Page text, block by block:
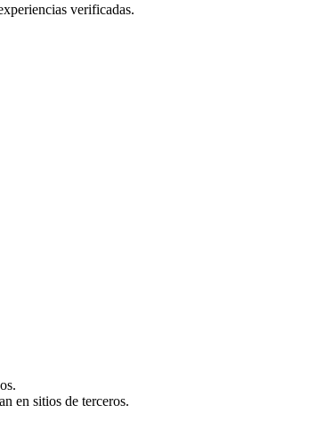
verificadas.
en sitios de terceros.